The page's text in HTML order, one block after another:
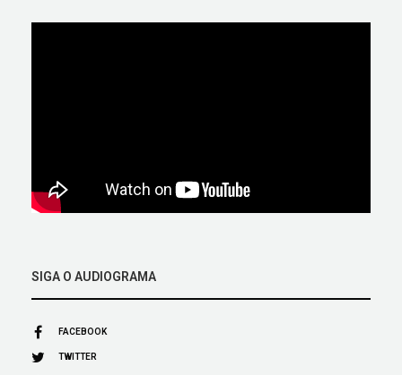
SIGA O AUDIOGRAMA
FACEBOOK
TWITTER